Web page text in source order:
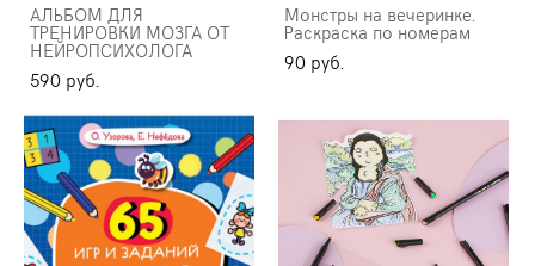
АЛЬБОМ ДЛЯ
ТРЕНИРОВКИ МОЗГА ОТ
НЕЙРОПСИХОЛОГА
590 pуб.
Монстры на вечеринке.
Раскраска по номерам
90 pуб.